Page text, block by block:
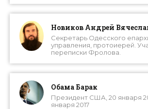
Новиков Андрей
Секретарь Одесского
управления, протоиерей.
переписки Фролова.
Обама Барак
Президент США, 20 января
января 2017